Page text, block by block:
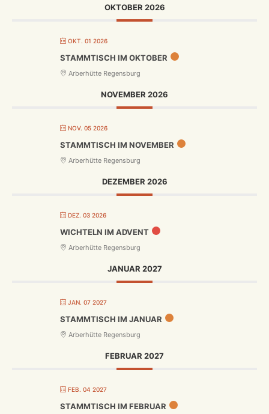
OKTOBER 2026
OKT. 01 2026
STAMMTISCH IM OKTOBER
Arberhütte Regensburg
NOVEMBER 2026
NOV. 05 2026
STAMMTISCH IM NOVEMBER
Arberhütte Regensburg
DEZEMBER 2026
DEZ. 03 2026
WICHTELN IM ADVENT
Arberhütte Regensburg
JANUAR 2027
JAN. 07 2027
STAMMTISCH IM JANUAR
Arberhütte Regensburg
FEBRUAR 2027
FEB. 04 2027
STAMMTISCH IM FEBRUAR